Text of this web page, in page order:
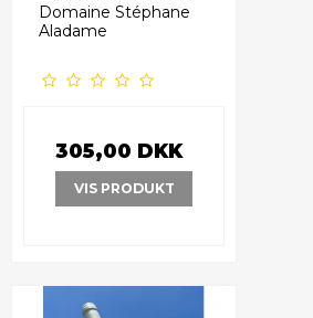
Domaine Stéphane
Aladame
305,00 DKK
VIS PRODUKT